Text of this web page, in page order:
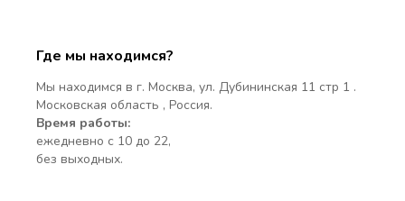
Где мы находимся?
Мы находимся в г. Москва, ул. Дубининская 11 стр 1 .
Московская область , Россия.
Время работы:
ежедневно с 10 до 22,
без выходных.